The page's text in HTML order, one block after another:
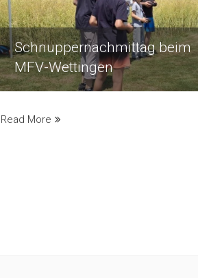
Schnuppernachmittag beim
MFV-Wettingen
Read More